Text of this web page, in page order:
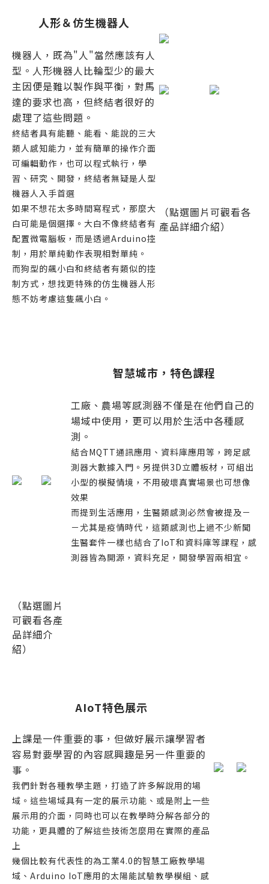
人形＆仿生機器人
機器人，既為"人"當然應該有人
型。人形機器人比輪型少的最大
主因便是難以製作與平衡，對馬
達的要求也高，但終結者很好的
處理了這些問題。
終結者具有能聽、能看、能說的三大
類人感知能力，並有簡單的操作介面
可編輯動作，也可以程式執行，學
習、研究、開發，終結者無疑是人型
機器人入手首選
如果不想花太多時間寫程式，那麼大
白可能是個選擇。大白不像終結者有
配置微電腦板，而是透過Arduino控
制，用於單純動作表現相對單純。
而狗型的飆小白和終結者有類似的控
制方式，想找更特殊的仿生機器人形
態不妨考慮這隻飆小白。
（點選圖片可觀看各
產品詳細介紹）
智慧城市，特色課程
工廠、農場等感測器不僅是在他們自己的
場域中使用，更可以用於生活中各種感
測。
結合MQTT通訊應用、資料庫應用等，跨足感
測器大數據入門。另提供3D立體板材，可組出
小型的模擬情境，不用破壞真實場景也可想像
效果
而提到生活應用，生醫類感測必然會被提及－
－尤其是疫情時代，這類感測也上過不少新聞
生醫套件一樣也結合了IoT和資料庫等課程，感
測器皆為開源，資料充足，開發學習兩相宜。
（點選圖片
可觀看各產
品詳細介
紹）
AIoT特色展示
上課是一件重要的事，但做好展示讓學習者
容易對要學習的內容感興趣是另一件重要的
事。
我們針對各種教學主題，打造了許多解說用的場
域。這些場域具有一定的展示功能、或是附上一些
展示用的介面，同時也可以在教學時分解各部分的
功能，更具體的了解這些技術怎麼用在實際的產品
上
幾個比較有代表性的為工業4.0的智慧工廠教學場
域、Arduino IoT應用的太陽能試驗教學模組、感